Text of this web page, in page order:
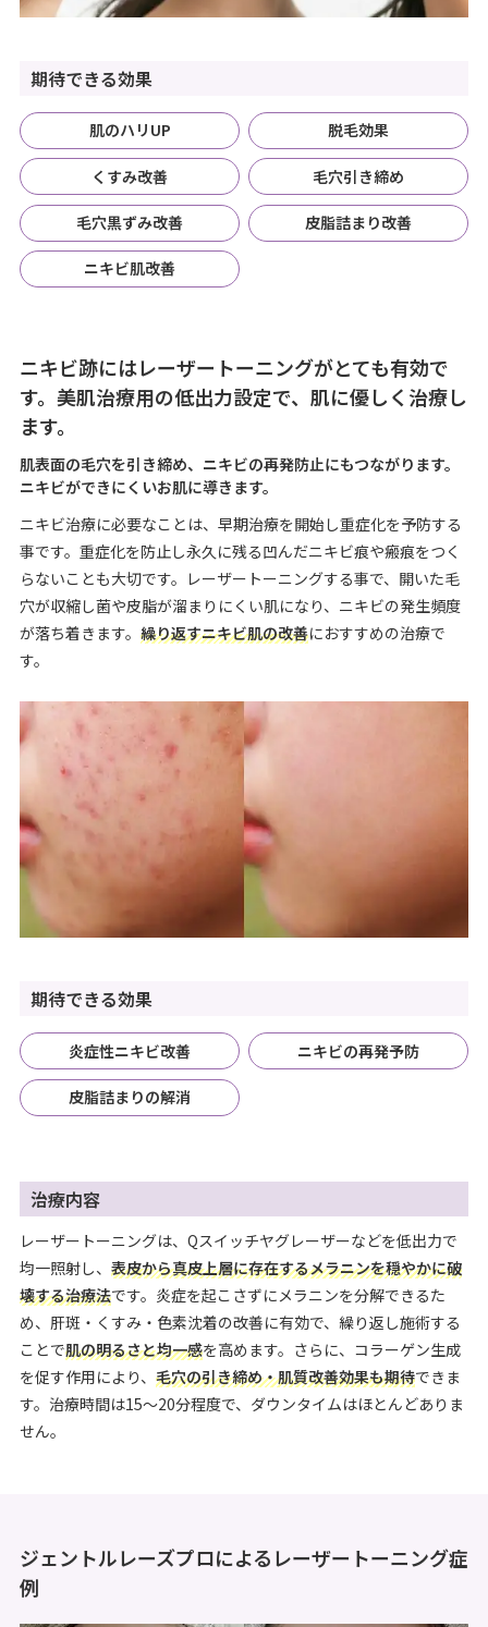
期待できる効果
肌のハリUP 脱毛効果
くすみ改善 毛穴引き締め
毛穴黒ずみ改善 皮脂詰まり改善
ニキビ肌改善
ニキビ跡にはレーザートーニングがとても有効で
す。美肌治療用の低出力設定で、肌に優しく治療し
ます。
肌表面の毛穴を引き締め、ニキビの再発防止にもつながります。
ニキビができにくいお肌に導きます。
ニキビ治療に必要なことは、早期治療を開始し重症化を予防する
事です。重症化を防止し永久に残る凹んだニキビ痕や瘢痕をつく
らないことも大切です。レーザートーニングする事で、開いた毛
穴が収縮し菌や皮脂が溜まりにくい肌になり、ニキビの発生頻度
が落ち着きます。 繰り返すニキビ肌の改善におすすめの治療で
す。
期待できる効果
炎症性ニキビ改善 ニキビの再発予防
皮脂詰まりの解消
治療内容
レーザートーニングは、Qスイッチヤグレーザーなどを低出力で
均一照射し、 表皮から真皮上層に存在するメラニンを穏やかに破
壊する治療法です。炎症を起こさずにメラニンを分解できるた
め、肝斑・くすみ・色素沈着の改善に有効で、繰り返し施術する
ことで肌の明るさと均一感を高めます。さらに、コラーゲン生成
を促す作用により、 毛穴の引き締め・肌質改善効果も期待できま
す。治療時間は15〜20分程度で、ダウンタイムはほとんどありま
せん。
ジェントルレーズプロによるレーザートーニング症
例